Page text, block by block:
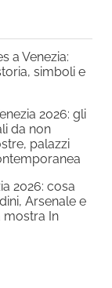
a Venezia:
simboli e
2026: gli
da non
palazzi
2026: cosa
Arsenale e
mostra In